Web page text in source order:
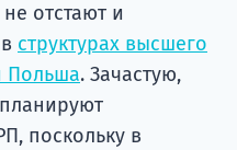
отстают и
структурах высшего
Польша. Зачастую,
поскольку в